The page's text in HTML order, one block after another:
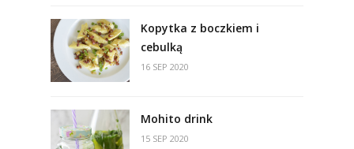
Kopytka z boczkiem i
cebulką
16 SEP 2020
Mohito drink
15 SEP 2020